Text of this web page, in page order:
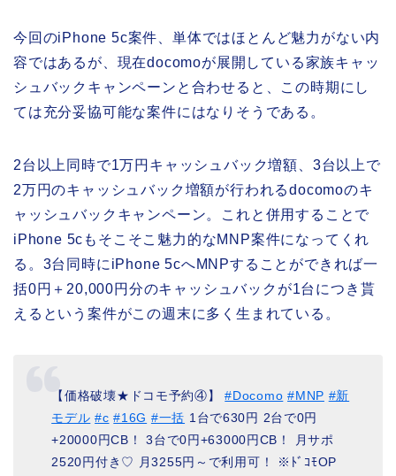
今回のiPhone 5c案件、単体ではほとんど魅力がない内
容ではあるが、現在docomoが展開している家族キャッ
シュバックキャンペーンと合わせると、この時期にし
ては充分妥協可能な案件にはなりそうである。
2台以上同時で1万円キャッシュバック増額、3台以上で
2万円のキャッシュバック増額が行われるdocomoのキ
ャッシュバックキャンペーン。これと併用することで
iPhone 5cもそこそこ魅力的なMNP案件になってくれ
る。3台同時にiPhone 5cへMNPすることができれば一
括0円＋20,000円分のキャッシュバックが1台につき貰
えるという案件がこの週末に多く生まれている。
【価格破壊★ドコモ予約④】#Docomo #MNP #新
モデル #c #16G #一括 1台で630円 2台で0円
+20000円CB！ 3台で0円+63000円CB！ 月サポ
2520円付き♡ 月3255円～で利用可！ ※ﾄﾞｺﾓOP